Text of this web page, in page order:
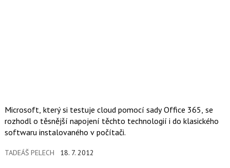
Microsoft, který si testuje cloud pomocí sady Office 365, se
rozhodl o těsnější napojení těchto technologií i do klasického
softwaru instalovaného v počítači.
TADEÁŠ PELECH 18. 7. 2012